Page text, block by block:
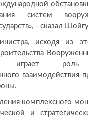
систем
- сказал
исходя из
играет роль
взаимодействия
комплексного
и